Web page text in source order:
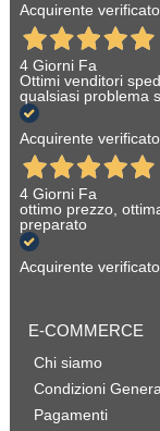
Acquirente verificato
4 Giorni Fa
Ottimi venditori
qualsiasi problema
Acquirente verificato
4 Giorni Fa
ottimo prezzo,
preparato
Acquirente verificato
E-COMMERCE
Chi siamo
Condizioni
Pagamenti